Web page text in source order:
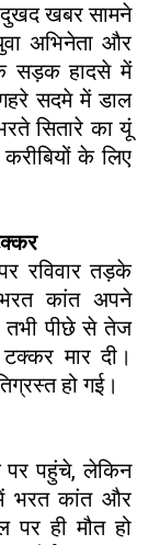
खबर सामने
अभिनेता और
सड़क हादसे में
सदमे में डाल
सितारे का यूं
के लिए
रविवार तड़के
कांत अपने
पीछे से तेज
मार दी।
हो गई।
पर पहुंचे, लेकिन
भरत कांत और
ही मौत हो